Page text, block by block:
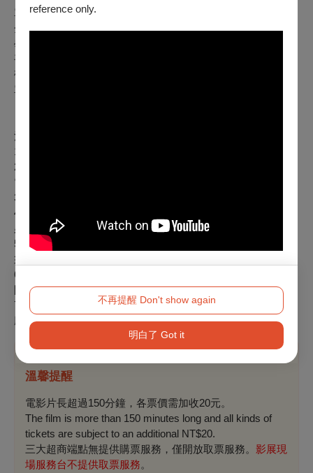
reference only.
不再提醒 Don't show again
明白了 Got it
單場票券
全票：每張250元
學生票：每張220元
平日日場票：每張180元
敬老愛心票：每張125元
單場票銷售期間：6/26（五）00：00起和影展各戲院現場
注意事項：
1.電影片長超過150分鐘，各種票價需加收20元。
2.影展期間可於臺北市中山堂中正廳、光點華山電影館、誠品
電影院售票處購票。
3.日場票：限週一至週五17：59以前開演之場次。
4.敬老愛心票：僅供年滿65歲以上長者或身心障礙人士與乙名
必要陪同者（須同時入場）購買。
5.持學生票或敬老愛心票入場時請出示相關證件，如未出示，
須補足差額方能入場。
6.影展現場服務時間為每日該場地首場開演前30分鐘起至末場
開演後20分鐘止。
7.以上票種僅適用2026第28屆台北電影節於臺北市中山堂中正
廳、光點華山電影館、誠品電影院放映。
溫馨提醒
電影片長超過150分鐘，各票價需加收20元。
The film is more than 150 minutes long and all kinds of
tickets are subject to an additional NT$20.
三大超商端點無提供購票服務，僅開放取票服務。 影展現
場服務台不提供取票服務。